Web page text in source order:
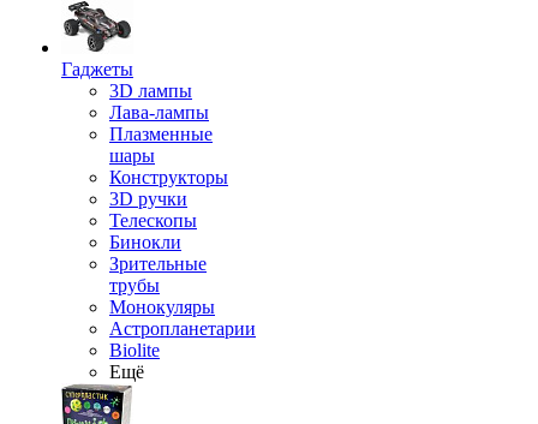
Гаджеты
3D лампы
Лава-лампы
Плазменные
шары
Конструкторы
3D ручки
Телескопы
Бинокли
Зрительные
трубы
Монокуляры
Астропланетарии
Biolite
Ещё